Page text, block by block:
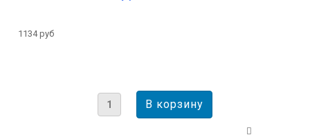
1134 руб